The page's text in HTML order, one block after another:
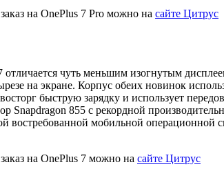
на OnePlus 7 Pro можно на сайте Цитрус
чуть меньшим изогнутым
на экране. Корпус обеих новинок
быструю зарядку и использует
Snapdragon 855 с рекордной
востребованной мобильной операционной
на OnePlus 7 можно на сайте Цитрус